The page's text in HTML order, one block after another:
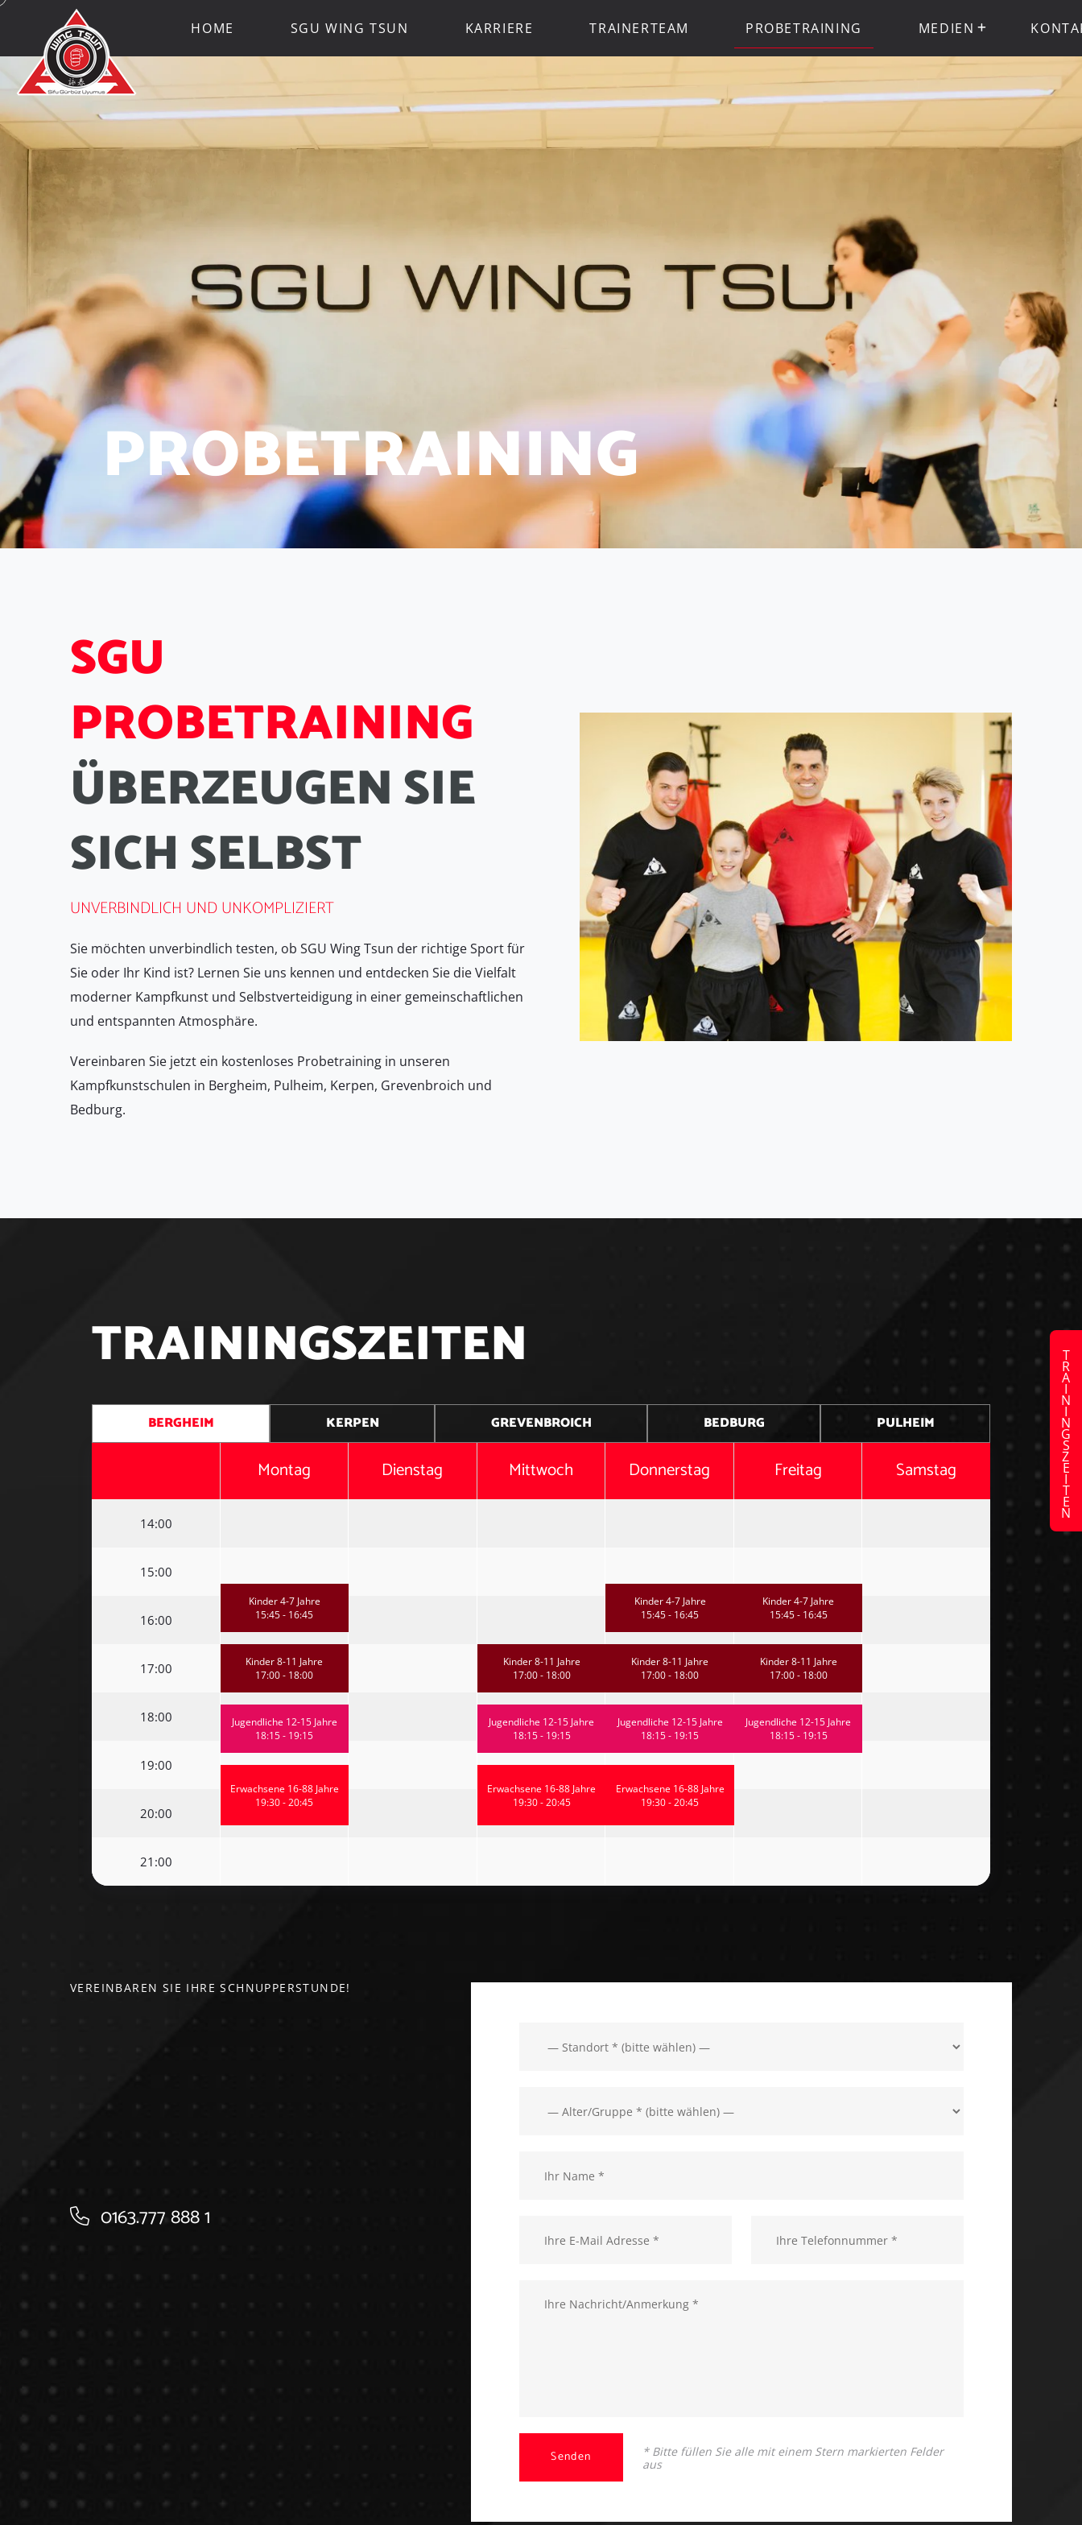
HOME SGU WING TSUN KARRIERE TRAINERTEAM PROBETRAINING MEDIEN
PROBETRAINING
SGU
PROBETRAINING
ÜBERZEUGENSIE
SICHSELBST
UNVERBINDLICH UND UNKOMPLIZIERT
Sie möchten unverbindlich testen, ob SGU Wing Tsun der richtige Sport für
Sie oder Ihr Kind ist? Lernen Sie uns kennen und entdecken Sie die Vielfalt
moderner Kampfkunst und Selbstverteidigung in einer gemeinschaftlichen
und entspannten Atmosphäre.
Vereinbaren Sie jetzt ein kostenloses Probetraining in unseren
Kampfkunstschulen in Bergheim, Pulheim, Kerpen, Grevenbroich und
Bedburg.
TRAININGSZEITEN
BERGHEIM KERPEN GREVENBROICH BEDBURG PULHEIM
14:00
15:00
16:00
17:00
18:00
19:00
20:00
21:00
Montag
Kinder 4-7 Jahre
15:45 - 16:45
Kinder 8-11 Jahre
17:00 - 18:00
Jugendliche 12-15 Jahre
18:15 - 19:15
Erwachsene 16-88 Jahre
19:30 - 20:45
Dienstag Mittwoch
Kinder 8-11 Jahre
17:00 - 18:00
Jugendliche 12-15 Jahre
18:15 - 19:15
Erwachsene 16-88 Jahre
19:30 - 20:45
Donnerstag
Kinder 4-7 Jahre
15:45 - 16:45
Kinder 8-11 Jahre
17:00 - 18:00
Jugendliche 12-15 Jahre
18:15 - 19:15
Erwachsene 16-88 Jahre
19:30 - 20:45
Freitag
Kinder 4-7 Jahre
15:45 - 16:45
Kinder 8-11 Jahre
17:00 - 18:00
Jugendliche 12-15 Jahre
18:15 - 19:15
Samstag
VEREINBAREN SIE IHRE SCHNUPPERSTUNDE!
0163.777 888 1
Senden
* Bitte füllen Sie alle mit einem Stern markierten Felder
aus
TRAININGSZEITEN